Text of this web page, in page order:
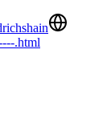
.html